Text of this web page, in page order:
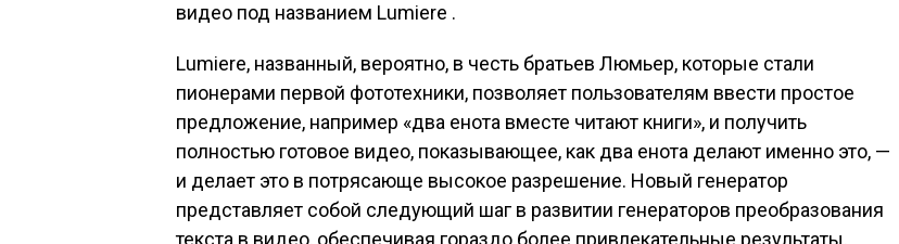
видео под названием Lumiere .
Lumiere, названный, вероятно, в честь братьев Люмьер, которые стали
пионерами первой фототехники, позволяет пользователям ввести простое
предложение, например «два енота вместе читают книги», и получить
полностью готовое видео, показывающее, как два енота делают именно это, —
и делает это в потрясающе высокое разрешение. Новый генератор
представляет собой следующий шаг в развитии генераторов преобразования
текста в видео, обеспечивая гораздо более привлекательные результаты.